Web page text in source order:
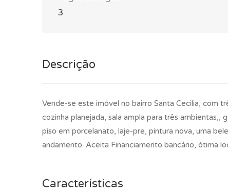
3
Descrição
Vende-se este imóvel no bairro Santa Cecilia, com
cozinha planejada, sala ampla para três
piso em porcelanato, laje-pre, pintura nova, uma
andamento. Aceita Financiamento bancário, ótima
Características